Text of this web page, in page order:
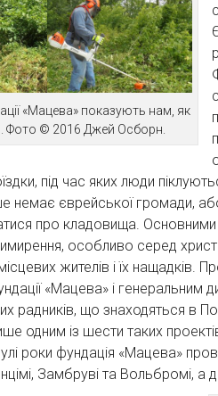
«Мацева» показують нам, як
Фото © 2016 Джей Осборн.
під час яких люди
немає єврейської громади,
про кладовища. Основними
особливо серед
жителів і їх нащадків.
«Мацева» і генеральним
радників, що знаходяться в
одним із шести таких
роки фундація «Мацева»
Замбруві та Вольбромі, а